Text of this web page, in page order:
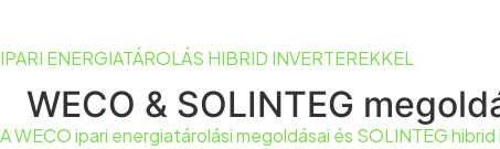
IPARI ENERGIATÁROLÁS HIBRID INVERTEREKKEL
WECO & SOLINTEG
A WECO ipari energiatárolási megoldásai és SOLINTEG